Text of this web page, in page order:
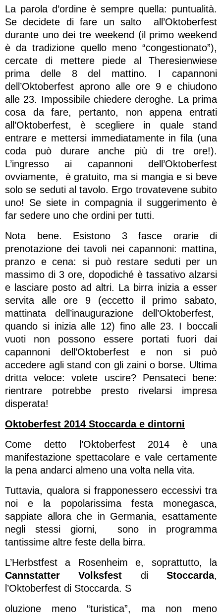
La parola d’ordine è sempre quella: puntualità.
Se decidete di fare un salto all’Oktoberfest
durante uno dei tre weekend (il primo weekend
è da tradizione quello meno “congestionato”),
cercate di mettere piede al Theresienwiese
prima delle 8 del mattino. I capannoni
dell’Oktoberfest aprono alle ore 9 e chiudono
alle 23. Impossibile chiedere deroghe. La prima
cosa da fare, pertanto, non appena entrati
all’Oktoberfest, è scegliere in quale stand
entrare e mettersi immediatamente in fila (una
coda può durare anche più di tre ore!).
L’ingresso ai capannoni dell’Oktoberfest
ovviamente, è gratuito, ma si mangia e si beve
solo se seduti al tavolo. Ergo trovatevene subito
uno! Se siete in compagnia il suggerimento è
far sedere uno che ordini per tutti.
Nota bene. Esistono 3 fasce orarie di
prenotazione dei tavoli nei capannoni: mattina,
pranzo e cena: si può restare seduti per un
massimo di 3 ore, dopodiché è tassativo alzarsi
e lasciare posto ad altri. La birra inizia a esser
servita alle ore 9 (eccetto il primo sabato,
mattinata dell’inaugurazione dell’Oktoberfest,
quando si inizia alle 12) fino alle 23. I boccali
vuoti non possono essere portati fuori dai
capannoni dell’Oktoberfest e non si può
accedere agli stand con gli zaini o borse. Ultima
dritta veloce: volete uscire? Pensateci bene:
rientrare potrebbe presto rivelarsi impresa
disperata!
Oktoberfest 2014 Stoccarda e dintorni
Come detto l’Oktoberfest 2014 è una
manifestazione spettacolare e vale certamente
la pena andarci almeno una volta nella vita.
Tuttavia, qualora si frapponessero eccessivi tra
noi e la popolarissima festa monegasca,
sappiate allora che in Germania, esattamente
negli stessi giorni, sono in programma
tantissime altre feste della birra.
L’Herbstfest a Rosenheim e, soprattutto, la
Cannstatter Volksfest diStoccarda,
l’Oktoberfest di Stoccarda. S
oluzione meno “turistica”, ma non meno